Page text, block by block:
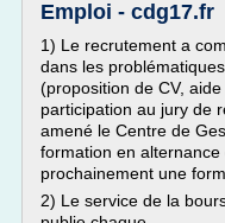
Emploi - cdg17.fr
1) Le recrutement a
dans les
(proposition de CV,
participation au jury de
amené le Centre de
formation en
prochainement une
2) Le service de la